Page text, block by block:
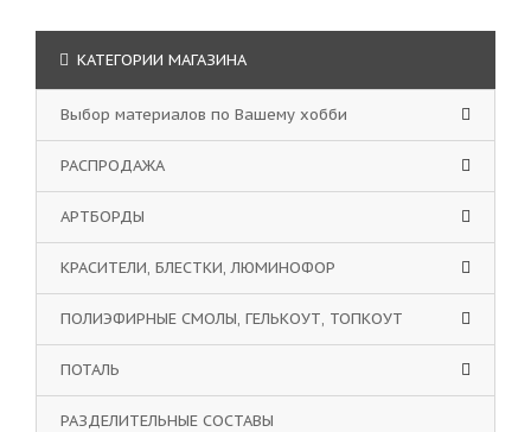
КАТЕГОРИИ МАГАЗИНА
Выбор материалов по Вашему хобби
РАСПРОДАЖА
АРТБОРДЫ
КРАСИТЕЛИ, БЛЕСТКИ, ЛЮМИНОФОР
ПОЛИЭФИРНЫЕ СМОЛЫ, ГЕЛЬКОУТ, ТОПКОУТ
ПОТАЛЬ
РАЗДЕЛИТЕЛЬНЫЕ СОСТАВЫ